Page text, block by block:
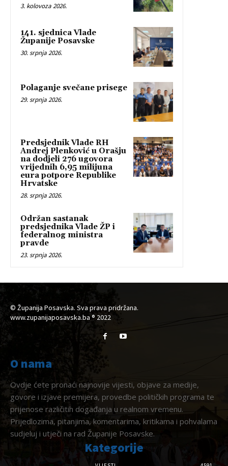
3. kolovoza 2026.
141. sjednica Vlade
Županije Posavske
30. srpnja 2026.
Polaganje svečane prisege
29. srpnja 2026.
Predsjednik Vlade RH
Andrej Plenković u Orašju
na dodjeli 276 ugovora
vrijednih 6,95 milijuna
eura potpore Republike
Hrvatske
28. srpnja 2026.
Održan sastanak
predsjednika Vlade ŽP i
federalnog ministra
pravde
23. srpnja 2026.
© Županija Posavska. Sva prava pridržana.
www.zupanijaposavska.ba ® 2022
O nama
Ovdje ćete pronaći najnovije vijesti, objave za medije,
govore i izjave premijera, provedbe političkih programa te
prijenose različitih događanja u realnom vremenu.
Prijedlozima, pitanjima, komentarima, kritikama i pohvalama
sudjeluj i utječi na rad Županije Posavske.
Kategorije